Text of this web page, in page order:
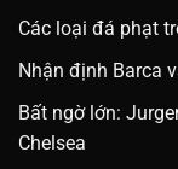
Các loại đá phạt
Nhận định Barca
Bất ngờ lớn:
Chelsea